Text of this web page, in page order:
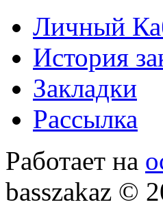
Личный
История
Закладки
Рассылка
Работает на
basszakaz ©